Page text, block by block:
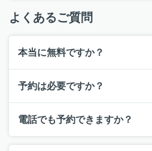
よくあるご質問
本当に無料ですか？
予約は必要ですか？
電話でも予約できますか？